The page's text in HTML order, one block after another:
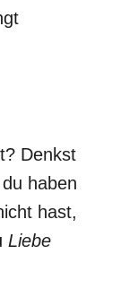
Denkst
haben
hast,
Liebe